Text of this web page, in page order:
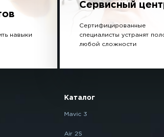
навыки
Сервисный
Сертифицированные
специалисты устранят
любой сложности
Каталог
Mavic 3
Air 2S